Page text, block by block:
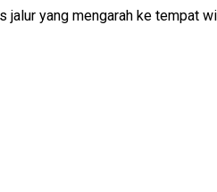
yang mengarah ke tempat